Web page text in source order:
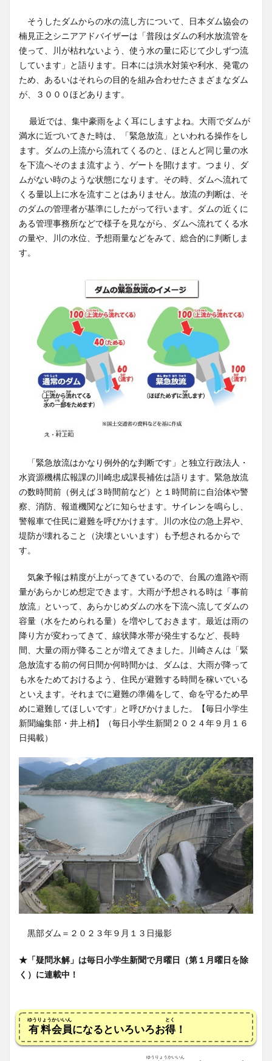
そうしたダムからの水の流し方について、日本ダム協会の
楠見正之シニアアドバイザーは「普段はダムの利水放流管を
使って、川が枯れないよう、使う水の量に応じて少しずつ流
しています」と語ります。日本には洪水対策や利水、発電の
ため、あるいはそれらの目的を組み合わせたさまざまなダム
が、３０００ほどあります。
最近では、集中豪雨をよく耳にしますよね。大雨でダムが
満水に近づいてきた時は、「緊急放流」といわれる操作をし
ます。ダムの上流から流れてくるのと、ほとんど同じ量の水
を下流へそのまま流すよう、ゲートを開けます。つまり、ダ
ムがない時のような状態になります。その時、ダムへ流れて
くる量以上に水を流すことはありません。放流の判断は、そ
のダムの管理者が基準にしたがって行います。ダムの近くに
ある管理事務所などで様子を見ながら、ダムへ流れてくる水
の量や、川の水位、予想雨量などをみて、総合的に判断しま
す。
「緊急放流はかなり例外的な判断です」と独立行政法人・
水資源機構広報課の川崎忠成課長補佐は語ります。緊急放流
の数時間前（例えば３時間前など）と１時間前に自治体や警
察、消防、報道機関などに知らせます。サイレンを鳴らし、
警報車で住民に避難を呼びかけます。川の水位の急上昇や、
堤防が壊れること（決壊といいます）も予想されるからで
す。
気象予報は精度が上がってきているので、台風の進路や雨
量があらかじめ想定できます。大雨が予想される時は「事前
放流」といって、あらかじめダムの水を下流へ流してダムの
容量（水をためられる量）を増やしておきます。最近は雨の
降り方が変わってきて、線状降水帯が発生するなど、長時
間、大量の雨が降ることが増えてきました。川崎さんは「緊
急放流する前の何日間か何時間かは、ダムは、大雨が降って
も水をためておけるよう、住民が避難する時間を稼いでいる
といえます。それまでに避難の準備をして、命を守るため早
めに避難してほしいです」と呼びかけました。【毎日小学生
新聞編集部・井上梢】（毎日小学生新聞２０２４年９月１６
日掲載）
黒部ダム＝２０２３年９月１３日撮影
★「疑問氷解」は毎日小学生新聞で月曜日（第１月曜日を除
く）に連載中！
有料
ゆうりょう
会員
かいいん
になるといろいろお得
とく
！
ゆうりょうかいいん